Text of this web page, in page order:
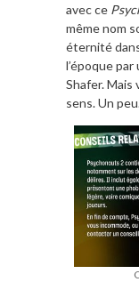
avec ce
même nom
éternité
l’époque
Shafer. Mais
sens. Un